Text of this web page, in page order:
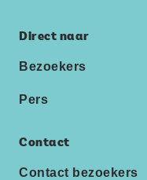
Direct naar
Bezoekers
Pers
Contact
Contact bezoekers